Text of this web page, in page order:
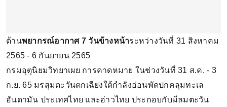
ด้านพยากรณ์อากาศ 7 วันข้างหน้าระหว่างวันที่ 31 สิงหาคม
2565 - 6 กันยายน 2565
กรมอุตุนิยมวิทยาเผย การคาดหมาย ในช่วงวันที่ 31 ส.ค. - 3
ก.ย. 65 มรสุมตะวันตกเฉียงใต้กำลังอ่อนพัดปกคลุมทะเล
อันดามัน ประเทศไทย และอ่าวไทย ประกอบกับมีลมตะวัน